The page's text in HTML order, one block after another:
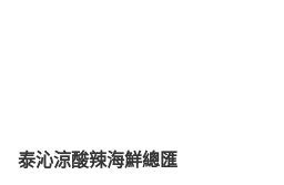
泰沁涼酸辣海鮮總匯